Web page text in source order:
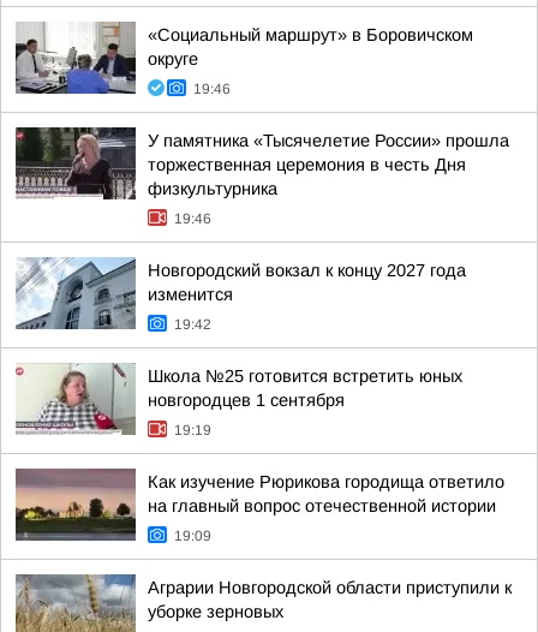
«Социальный маршрут» в Боровичском
округе
19:46
У памятника «Тысячелетие России» прошла
торжественная церемония в честь Дня
физкультурника
19:46
Новгородский вокзал к концу 2027 года
изменится
19:42
Школа №25 готовится встретить юных
новгородцев 1 сентября
19:19
Как изучение Рюрикова городища ответило
на главный вопрос отечественной истории
19:09
Аграрии Новгородской области приступили к
уборке зерновых